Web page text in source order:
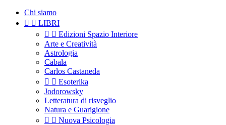
Chi siamo
  LIBRI
  Edizioni Spazio Interiore
Arte e Creatività
Astrologia
Cabala
Carlos Castaneda
  Esoterika
Jodorowsky
Letteratura di risveglio
Natura e Guarigione
  Nuova Psicologia